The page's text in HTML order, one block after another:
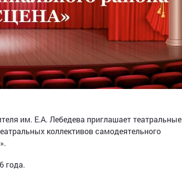
им. Е.А. Лебедева приглашает театральные
коллективов самодеятельного
года.